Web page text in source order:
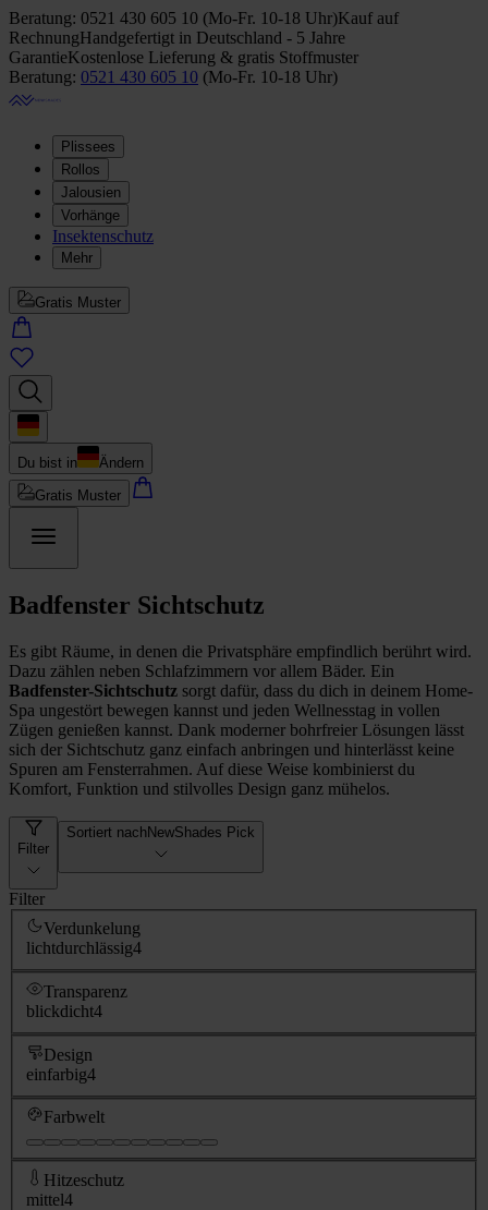
Beratung: 0521 430 605 10 (Mo-Fr. 10-18 Uhr)Kauf auf
RechnungHandgefertigt in Deutschland - 5 Jahre
GarantieKostenlose Lieferung & gratis Stoffmuster
Beratung: 0521 430 605 10 (Mo-Fr. 10-18 Uhr)
Plissees
Rollos
Jalousien
Vorhänge
Insektenschutz
Mehr
Gratis Muster
Du bist in
Ändern
Gratis Muster
Badfenster Sichtschutz
Es gibt Räume, in denen die Privatsphäre empfindlich berührt wird.
Dazu zählen neben Schlafzimmern vor allem Bäder. Ein
Badfenster-Sichtschutz sorgt dafür, dass du dich in deinem Home-
Spa ungestört bewegen kannst und jeden Wellnesstag in vollen
Zügen genießen kannst. Dank moderner bohrfreier Lösungen lässt
sich der Sichtschutz ganz einfach anbringen und hinterlässt keine
Spuren am Fensterrahmen. Auf diese Weise kombinierst du
Komfort, Funktion und stilvolles Design ganz mühelos.
Filter
Sortiert nachNewShades Pick
Filter
Verdunkelung
lichtdurchlässig4
Transparenz
blickdicht4
Design
einfarbig4
Farbwelt
Hitzeschutz
mittel4